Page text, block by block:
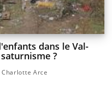
dans le Val-
saturnisme ?
Charlotte Arce